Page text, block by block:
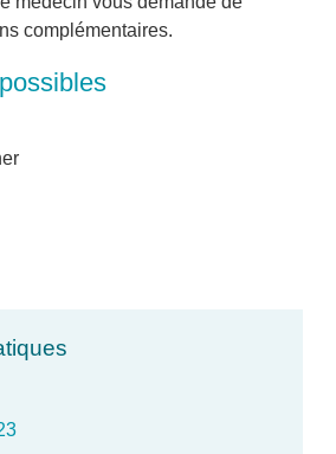
complémentaires.